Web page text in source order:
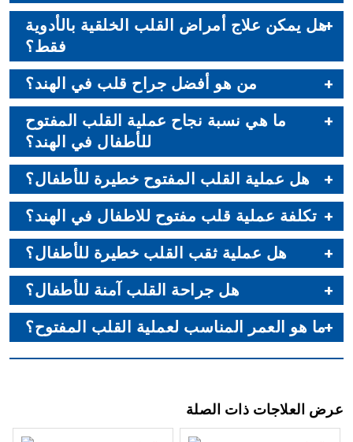
هل يمكن علاج أمراض القلب الخلقية بالأدوية
فقط؟
من هو أفضل جراح قلب في الهند؟
ما هي نسبة نجاح عملية القلب المفتوح
للأطفال في الهند؟
هل عملية القلب المفتوح خطيرة للأطفال؟
تكلفة عملية قلب مفتوح للاطفال في الهند؟
هل عملية ثقب القلب خطيرة للأطفال؟
هل جراحة القلب آمنة للأطفال؟
ما هو العمر المناسب لعملية القلب المفتوح؟
عرض العلاجات ذات الصلة